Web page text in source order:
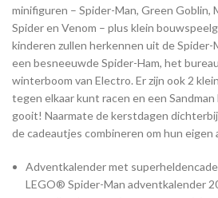
minifiguren – Spider-Man, Green Goblin,
Spider en Venom – plus klein
kinderen zullen herkennen uit de Spider-
een besneeuwde Spider-Ham, het
winterboom van Electro. Er zijn ook 2
tegen elkaar kunt racen en een
gooit! Naarmate de kerstdagen
de cadeautjes combineren om hun
Adventkalender met
LEGO® Spider-Man adventkalender